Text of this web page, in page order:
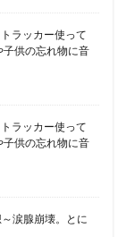
ラッカー使って
供の忘れ物に音
ラッカー使って
供の忘れ物に音
涙腺崩壊。とに